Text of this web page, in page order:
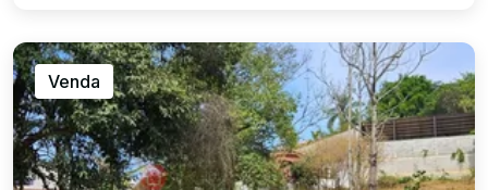
Venda